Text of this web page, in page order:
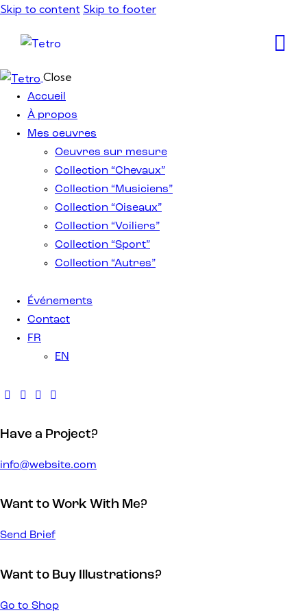
Skip to content Skip to footer
Close
Accueil
À propos
Mes oeuvres
Oeuvres sur mesure
Collection “Chevaux”
Collection “Musiciens”
Collection “Oiseaux”
Collection “Voiliers”
Collection “Sport”
Collection “Autres”
Événements
Contact
FR
EN
Have a Project?
info@website.com
Want to Work With Me?
Send Brief
Want to Buy Illustrations?
Go to Shop